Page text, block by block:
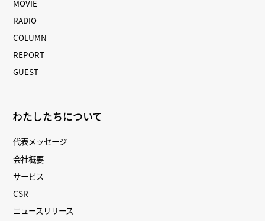
MOVIE
RADIO
COLUMN
REPORT
GUEST
わたしたちについて
代表メッセージ
会社概要
サービス
CSR
ニュースリリース